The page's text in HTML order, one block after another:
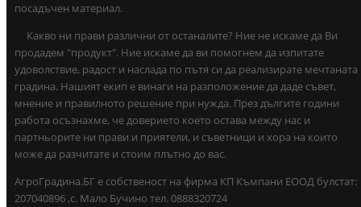
посадъчен материал.
Какво ни прави различни от останалите? Ние не искаме да Ви
продадем "продукт". Ние искаме да ви помогнем да изпитате
удоволствие, радост и наслада по пътя си да реализирате мечтаната
градина. Нашият екип е винаги на разположение да даде съвет,
мнение и правилното решение при нужда. През дългите години
работа осъзнахме, че доверието което остава между нас и
партньорите ни прави и приятели, и съветници и хора на които
може да разчитате и стоим плътно до вас.
АгроГрадина.БГ е собственост на фирма КП Къмпани ЕООД булстат:
207040896 ,с. Мало Бучино тел. 0888320724